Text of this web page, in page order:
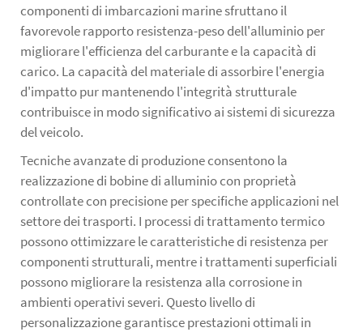
componenti di imbarcazioni marine sfruttano il
favorevole rapporto resistenza-peso dell'alluminio per
migliorare l'efficienza del carburante e la capacità di
carico. La capacità del materiale di assorbire l'energia
d'impatto pur mantenendo l'integrità strutturale
contribuisce in modo significativo ai sistemi di sicurezza
del veicolo.
Tecniche avanzate di produzione consentono la
realizzazione di bobine di alluminio con proprietà
controllate con precisione per specifiche applicazioni nel
settore dei trasporti. I processi di trattamento termico
possono ottimizzare le caratteristiche di resistenza per
componenti strutturali, mentre i trattamenti superficiali
possono migliorare la resistenza alla corrosione in
ambienti operativi severi. Questo livello di
personalizzazione garantisce prestazioni ottimali in